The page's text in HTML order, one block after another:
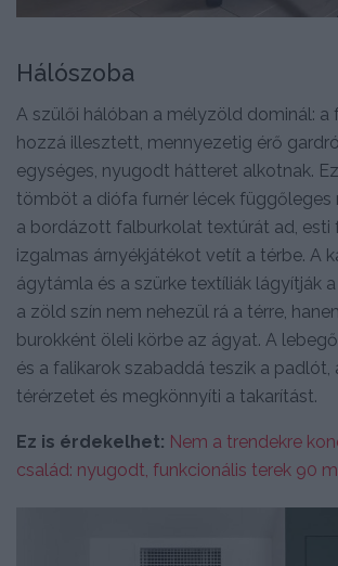
Hálószoba
A szülői hálóban a mélyzöld dominál: a
hozzá illesztett, mennyezetig érő
egységes, nyugodt hátteret alkotnak.
tömböt a diófa furnér lécek függőleges
a bordázott falburkolat textúrát ad, esti
izgalmas árnyékjátékot vetít a térbe. A
ágytámla és a szürke textíliák lágyítják
a zöld szín nem nehezül rá a térre,
burokként öleli körbe az ágyat. A
és a falikarok szabaddá teszik a padlót,
térérzetet és megkönnyíti a takarítást.
Ez is érdekelhet: Nem a trendekre
család: nyugodt, funkcionális terek 90